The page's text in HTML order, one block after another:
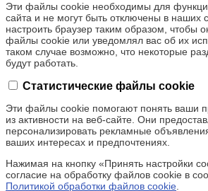
Эти файлы cookie необходимы для
сайта и не могут быть отключены в наших
настроить браузер таким образом, чтобы
файлы cookie или уведомлял вас об их
таком случае возможно, что некоторые
будут работать.
Статистические файлы cookie
Эти файлы cookie помогают понять ваши
из активности на веб-сайте. Они
персонализировать рекламные
ваших интересах и предпочтениях.
Нажимая на кнопку «Принять настройки
согласие на обработку файлов cookie в
Политикой обработки файлов cookie.